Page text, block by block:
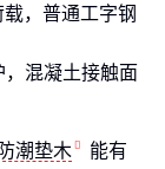
，普通工字钢
混凝土接触面
防潮垫木
能有